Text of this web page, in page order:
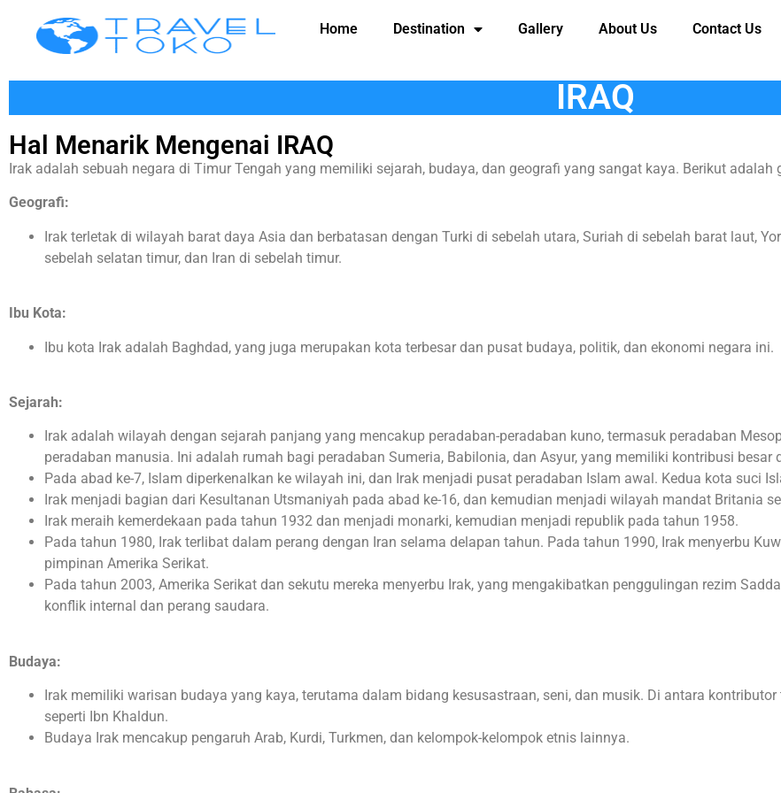
Home Destination Gallery About Us Contact Us
IRAQ
Hal Menarik Mengenai IRAQ
Irak adalah sebuah negara di Timur Tengah yang memiliki sejarah, budaya, dan geografi yang sangat kaya. Berikut
Geografi:
Irak terletak di wilayah barat daya Asia dan berbatasan dengan Turki di sebelah utara, Suriah di sebelah barat laut,
sebelah selatan timur, dan Iran di sebelah timur.
Ibu Kota:
Ibu kota Irak adalah Baghdad, yang juga merupakan kota terbesar dan pusat budaya, politik, dan ekonomi negara ini.
Sejarah:
Irak adalah wilayah dengan sejarah panjang yang mencakup peradaban-peradaban kuno, termasuk peradaban
peradaban manusia. Ini adalah rumah bagi peradaban Sumeria, Babilonia, dan Asyur, yang memiliki kontribusi
Pada abad ke-7, Islam diperkenalkan ke wilayah ini, dan Irak menjadi pusat peradaban Islam awal. Kedua kota suci
Irak menjadi bagian dari Kesultanan Utsmaniyah pada abad ke-16, dan kemudian menjadi wilayah mandat Britania
Irak meraih kemerdekaan pada tahun 1932 dan menjadi monarki, kemudian menjadi republik pada tahun 1958.
Pada tahun 1980, Irak terlibat dalam perang dengan Iran selama delapan tahun. Pada tahun 1990, Irak menyerbu
pimpinan Amerika Serikat.
Pada tahun 2003, Amerika Serikat dan sekutu mereka menyerbu Irak, yang mengakibatkan penggulingan rezim
konflik internal dan perang saudara.
Budaya:
Irak memiliki warisan budaya yang kaya, terutama dalam bidang kesusastraan, seni, dan musik. Di antara
seperti Ibn Khaldun.
Budaya Irak mencakup pengaruh Arab, Kurdi, Turkmen, dan kelompok-kelompok etnis lainnya.